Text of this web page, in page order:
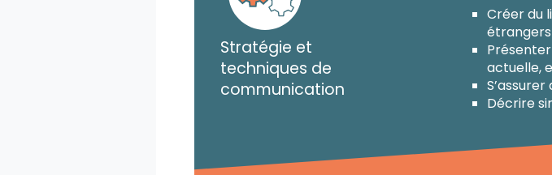
Stratégie et
techniques de
communication
Créer du
étrangers
actuelle,
Décrire